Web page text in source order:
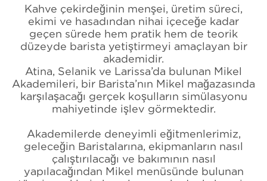
Kahve çekirdeğinin menşei, üretim süreci,
ekimi ve hasadından nihai içeceğe kadar
geçen sürede hem pratik hem de teorik
düzeyde barista yetiştirmeyi amaçlayan bir
akademidir.
Atina, Selanik ve Larissa’da bulunan Mikel
Akademileri, bir Barista’nın Mikel mağazasında
karşılaşacağı gerçek koşulların simülasyonu
mahiyetinde işlev görmektedir.
Akademilerde deneyimli eğitmenlerimiz,
geleceğin Baristalarına, ekipmanların nasıl
çalıştırılacağı ve bakımının nasıl
yapılacağından Mikel menüsünde bulunan